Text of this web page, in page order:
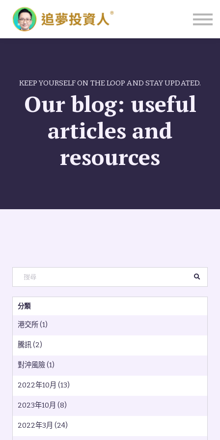
主頁
KEEP YOURSELF ON THE LOOP AND STAY UPDATED.
Our blog: useful
articles and
resources
分類
港交所 (1)
騰訊 (2)
對沖風險 (1)
2022年10月 (13)
2023年10月 (8)
2022年3月 (24)